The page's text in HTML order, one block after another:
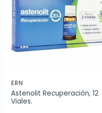
ERN
Astenolit Recuperación, 12
Viales.